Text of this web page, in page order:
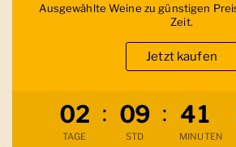
02
TAGE
: 09
STD
: 41
MINUTEN
Ausgewählte Weine zu günstigen
Zeit.
Jetzt kaufen